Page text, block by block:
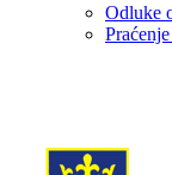
Odluke